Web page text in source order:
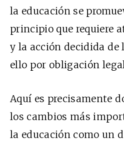
la educación se
principio que requiere
y la acción decidida de
ello por obligación
Aquí es precisamente
los cambios más
la educación como un